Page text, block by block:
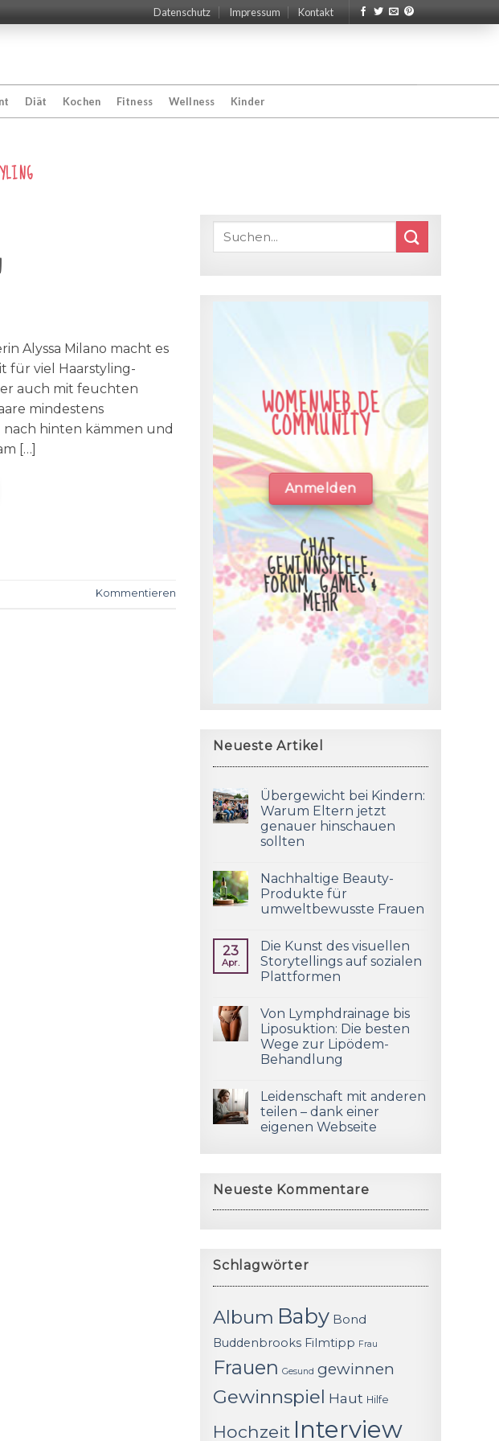
Datenschutz Impressum Kontakt
Diät Kochen Fitness Wellness Kinder
Alyssa Milano macht es
für viel Haarstyling-
auch mit feuchten
mindestens
nach hinten kämmen und
[…]
Kommentieren
WOMENWEB.DE
COMMUNITY
Anmelden
CHAT,
GEWINNSPIELE,
FORUM, GAMES &
MEHR
Neueste Artikel
Übergewicht bei Kindern:
Warum Eltern jetzt
genauer hinschauen
sollten
Nachhaltige Beauty-
Produkte für
umweltbewusste Frauen
23
Apr.
Die Kunst des visuellen
Storytellings auf sozialen
Plattformen
Von Lymphdrainage bis
Liposuktion: Die besten
Wege zur Lipödem-
Behandlung
Leidenschaft mit anderen
teilen – dank einer
eigenen Webseite
Neueste Kommentare
Schlagwörter
Album Baby Bond
Buddenbrooks Filmtipp Frau
Frauen Gesund gewinnen
Gewinnspiel Haut Hilfe
Hochzeit Interview